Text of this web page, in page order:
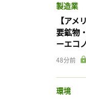
製造業
【ア
要鉱物
ーエコ
48分前
環境